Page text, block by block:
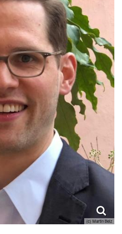
(c) Martin Belz